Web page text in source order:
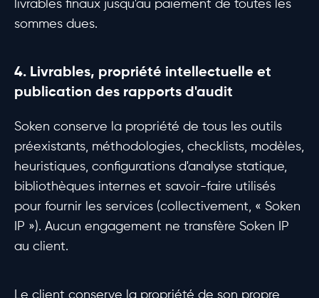
livrables finaux jusqu'au paiement de toutes les
sommes dues.
4. Livrables, propriété intellectuelle et
publication des rapports d'audit
Soken conserve la propriété de tous les outils
préexistants, méthodologies, checklists, modèles,
heuristiques, configurations d'analyse statique,
bibliothèques internes et savoir-faire utilisés
pour fournir les services (collectivement, « Soken
IP »). Aucun engagement ne transfère Soken IP
au client.
Le client conserve la propriété de son propre